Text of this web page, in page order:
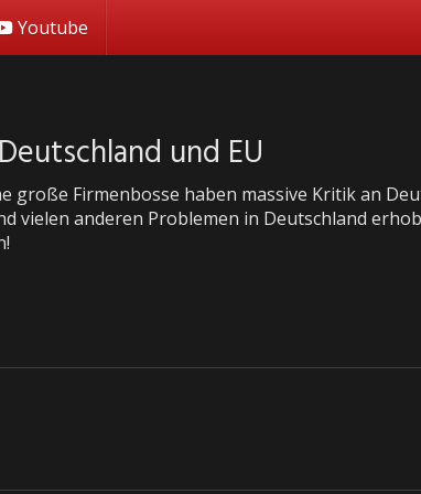
Youtube
und EU
große Firmenbosse haben massive Kritik an
vielen anderen Problemen in Deutschland